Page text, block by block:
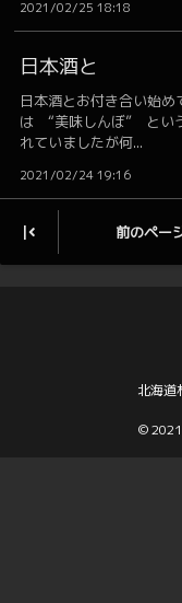
2021/02/25 18:18
日本酒と
日本酒とお付き合い始
は “美味しんぼ” とい
れていましたが何...
2021/02/24 19:16
| 前のペー
北海道
© 2021